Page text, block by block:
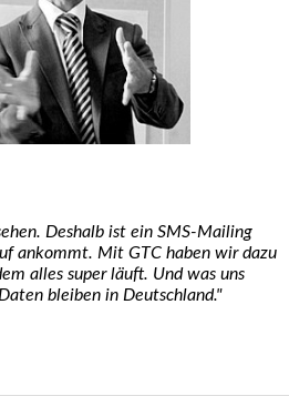
Deshalb ist ein SMS-Mailing
ankommt. Mit GTC haben wir dazu
alles super läuft. Und was uns
bleiben in Deutschland."